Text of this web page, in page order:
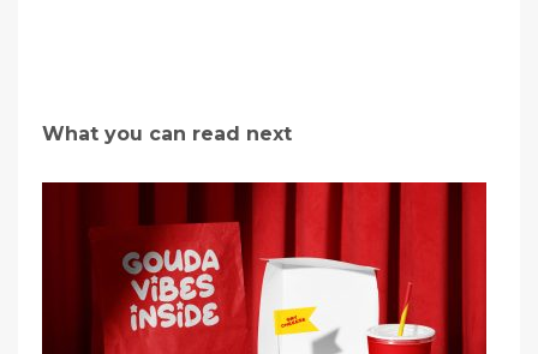
What you can read next